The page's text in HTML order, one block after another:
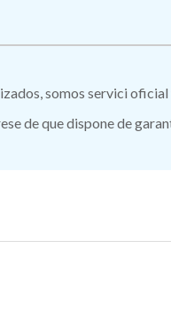
somos servici
de que dispone de